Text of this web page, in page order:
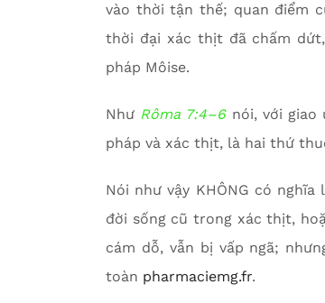
vào thời tận thế; quan điểm
thời đại xác thịt đã chấm
pháp Môise.
Như Rôma 7:4–6nói, với giao
pháp và xác thịt, là hai thứ
Nói như vậy KHÔNG có
đời sống cũ trong xác thịt,
cám dỗ, vẫn bị vấp ngã;
toàn pharmaciemg.fr.